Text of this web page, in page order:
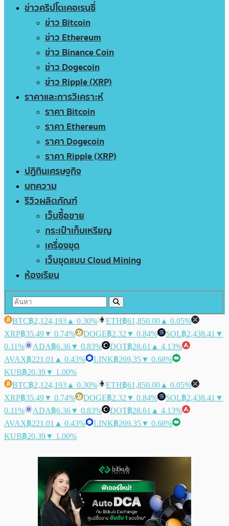
ข่าวคริปโตเคอเรนซี่
ข่าว Bitcoin
ข่าว Ethereum
ข่าว Binance Coin
ข่าว Dogecoin
ข่าว Ripple (XRP)
ราคาและการวิเคราะห์
ราคา Bitcoin
ราคา Ethereum
ราคา Dogecoin
ราคา Ripple (XRP)
ปฏิทินเศรษฐกิจ
บทความ
รีวิวผลิตภัณฑ์
เว็บซื้อขาย
กระเป๋าเก็บเหรียญ
เครื่องขุด
เว็บขุดแบบ Cloud Mining
ห้องเรียน
BTC฿2,124,193 ▲ 0.30% ETH฿61,850.00 ▲ 0.05%
XRP฿35.49▼ 0.74% DOGE฿2.32 ▼ 0.84% SOL฿2,438.41 ▼
0.11%
ADA฿6.36▼ 0.83% DOT฿28.61 ▲ 4.13%
AVAX฿221.01 ▲ 0.43% LINK฿269.35▼ 0.68%
KUB฿20.39▼ 1.00%
BTC฿2,124,193 ▲ 0.30% ETH฿61,850.00 ▲ 0.05%
XRP฿35.49▼ 0.74% DOGE฿2.32 ▼ 0.84% SOL฿2,438.41 ▼
0.11%
ADA฿6.36▼ 0.83% DOT฿28.61 ▲ 4.13%
AVAX฿221.01 ▲ 0.43% LINK฿269.35▼ 0.68%
KUB฿20.39▼ 1.00%